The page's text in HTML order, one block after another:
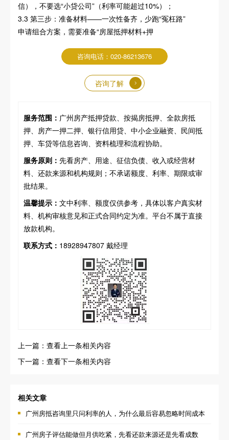
信），不要选“小贷公司”（利率可能超过10%）；
3.3 第三步：准备材料——一次性备齐，少跑“冤枉路”
申请组合方案，需要准备“房屋抵押材料+押
咨询电话：020-86213676
咨询了解
服务范围： 广州房产抵押贷款、按揭房抵押、全款房抵
押、房产一押二押、银行信用贷、中小企业融资、民间抵
押、车贷等信息咨询、资料梳理和流程协助。
服务原则： 先看房产、用途、征信负债、收入或经营材
料、还款来源和机构规则；不承诺额度、利率、期限或审
批结果。
温馨提示： 文中利率、额度仅供参考，具体以客户真实材
料、机构审核意见和正式合同约定为准。平台不属于直接
放款机构。
联系方式： 18928947807 戴经理
上一篇：查看上一条相关内容
下一篇：查看下一条相关内容
相关文章
广州房抵咨询里只问利率的人，为什么最后容易忽略时间成本
广州房子评估能做但月供吃紧，先看还款来源还是先看成数